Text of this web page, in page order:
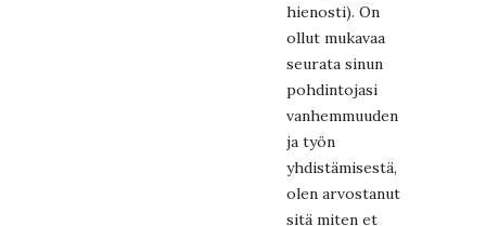
hienosti). On
ollut mukavaa
seurata sinun
pohdintojasi
vanhemmuuden
ja työn
yhdistämisestä,
olen arvostanut
sitä miten et